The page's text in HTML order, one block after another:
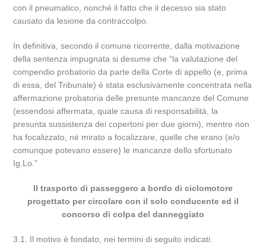
con il pneumatico, nonché il fatto che il decesso sia stato
causato da lesione da contraccolpo.
In definitiva, secondo il comune ricorrente, dalla motivazione
della sentenza impugnata si desume che “la valutazione del
compendio probatorio da parte della Corte di appello (e, prima
di essa, del Tribunale) è stata esclusivamente concentrata nella
affermazione probatoria delle presunte mancanze del Comune
(essendosi affermata, quale causa di responsabilità, la
presunta sussistenza dei copertoni per due giorni), mentre non
ha focalizzato, né mirato a focalizzare, quelle che erano (e/o
comunque potevano essere) le mancanze dello sfortunato
Ig.Lo.”
Il trasporto di passeggero a bordo di ciclomotore
progettato per circolare con il solo conducente ed il
concorso di colpa del danneggiato
3.1. Il motivo è fondato, nei termini di seguito indicati.